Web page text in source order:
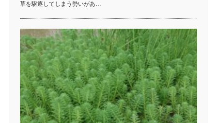
草を駆逐してしまう勢いがあ…